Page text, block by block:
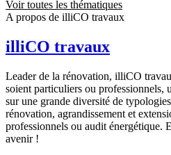
Voir toutes les thématiques
A propos de illiCO travaux
illiCO travaux
Leader de la rénovation, illiCO
soient particuliers ou professionnels,
sur une grande diversité de
rénovation, agrandissement et
professionnels ou audit énergétique.
avenir !